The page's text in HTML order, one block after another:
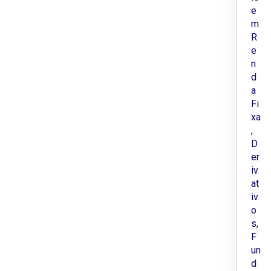
e
m
R
e
n
d
a
Fi
xa
,
D
er
iv
at
iv
o
s,
F
un
d